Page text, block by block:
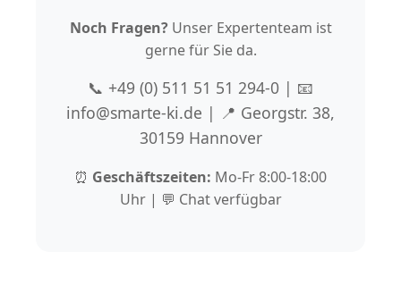
Noch Fragen?Unser Expertenteam ist
gerne für Sie da.
📞 +49 (0) 511 51 51 294-0 | 📧
info@smarte-ki.de | 📍 Georgstr. 38,
30159 Hannover
⏰ Geschäftszeiten: Mo-Fr 8:00-18:00
Uhr | 💬 Chat verfügbar